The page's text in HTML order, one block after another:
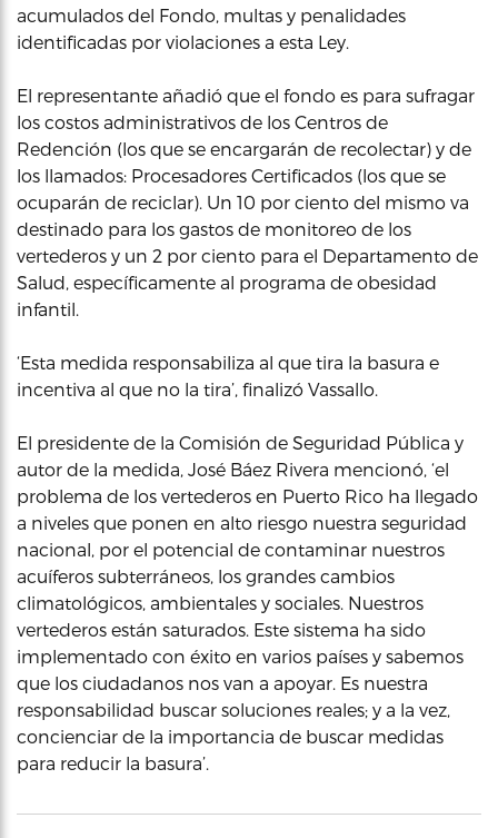
acumulados del Fondo, multas y penalidades
identificadas por violaciones a esta Ley.
El representante añadió que el fondo es para sufragar
los costos administrativos de los Centros de
Redención (los que se encargarán de recolectar) y de
los llamados: Procesadores Certificados (los que se
ocuparán de reciclar). Un 10 por ciento del mismo va
destinado para los gastos de monitoreo de los
vertederos y un 2 por ciento para el Departamento de
Salud, específicamente al programa de obesidad
infantil.
‘Esta medida responsabiliza al que tira la basura e
incentiva al que no la tira’, finalizó Vassallo.
El presidente de la Comisión de Seguridad Pública y
autor de la medida, José Báez Rivera mencionó, ‘el
problema de los vertederos en Puerto Rico ha llegado
a niveles que ponen en alto riesgo nuestra seguridad
nacional, por el potencial de contaminar nuestros
acuíferos subterráneos, los grandes cambios
climatológicos, ambientales y sociales. Nuestros
vertederos están saturados. Este sistema ha sido
implementado con éxito en varios países y sabemos
que los ciudadanos nos van a apoyar. Es nuestra
responsabilidad buscar soluciones reales; y a la vez,
concienciar de la importancia de buscar medidas
para reducir la basura’.